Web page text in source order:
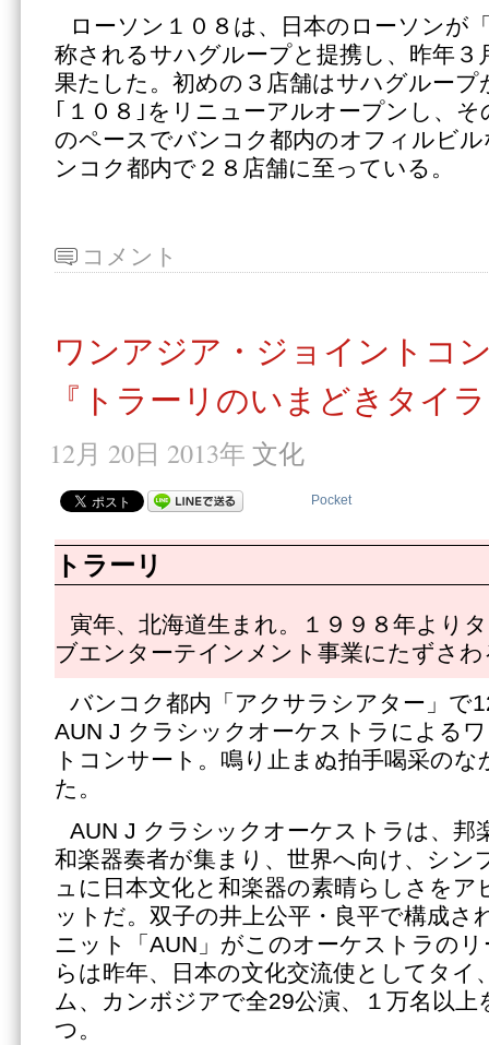
ローソン１０８は、日本のローソンが
称されるサハグループと提携し、昨年３
果たした。初めの３店舗はサハグループ
｢１０８｣をリニューアルオープンし、そ
のペースでバンコク都内のオフィルビ
ンコク都内で２８店舗に至っている。
コメント
ワンアジア・ジョイントコ
『トラーリのいまどきタイ
12月 20日 2013年 文化
Pocket
トラーリ
寅年、北海道生まれ。１９９８年より
ブエンターテインメント事業にたずさわ
バンコク都内「アクサラシアター」で
AUN J クラシックオーケストラによる
トコンサート。鳴り止まぬ拍手喝采の
た。
AUN J クラシックオーケストラは、邦
和楽器奏者が集まり、世界へ向け、シン
ュに日本文化と和楽器の素晴らしさをア
ットだ。双子の井上公平・良平で構成さ
ニット「AUN」がこのオーケストラの
らは昨年、日本の文化交流使としてタイ
ム、カンボジアで全29公演、１万名以上
つ。